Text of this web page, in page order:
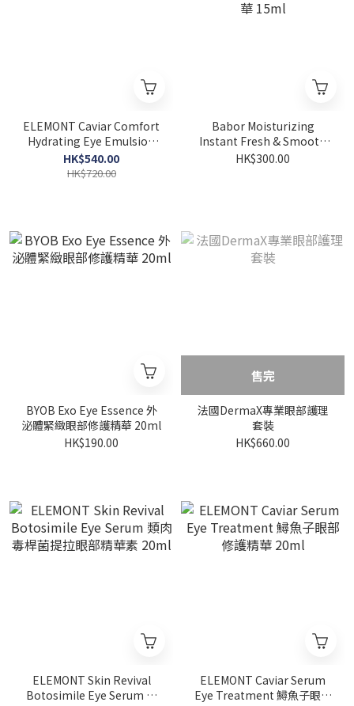
ELEMONT Caviar Comfort
Hydrating Eye Emulsion
鱘魚子眼部絲質補濕乳霜
20ml
HK$540.00
HK$720.00
Babor Moisturizing
Instant Fresh & Smooth
Eye Serum 水凝亮采眼部修
HK$300.00
BYOB Exo Eye Essence 外
泌體緊緻眼部修護精華 20ml
HK$190.00
售完
法國DermaX專業眼部護理
套裝
HK$660.00
ELEMONT Skin Revival
Botosimile Eye Serum 類
ELEMONT Caviar Serum
Eye Treatment 鱘魚子眼部